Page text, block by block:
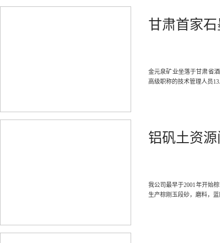
甘肃首家
金元泉矿业坐落于甘肃省
高级职称的技术管理人员
铝矾土资
我公司最早于2001年开始
生产棕刚玉段砂，磨料，